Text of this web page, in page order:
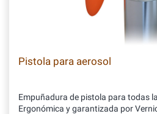
Pistola para aerosol
Empuñadura de pistola para todas
Ergonómica y garantizada por